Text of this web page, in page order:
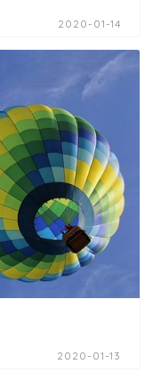
2020-01-14
2020-01-13